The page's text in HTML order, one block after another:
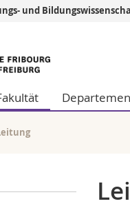
Wirtschafts-
Philosophische
und